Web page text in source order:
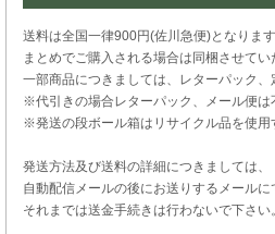
送料は全国一律900円(佐川急便)となります
まとめでご購入される場合は同梱させてい
一部商品につきましては、レターパック、
※代引きの場合レターパック、メール便は
※発送の段ボール箱はリサイクル品を使用
発送方法及び送料の詳細につきましては、
自動配信メールの後にお送りするメールに
それまでは送金手続きは行わないで下さい。